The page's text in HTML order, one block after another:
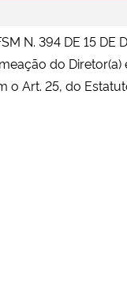
N. 394 DE 15 DE
do Diretor(a)
Art. 25, do